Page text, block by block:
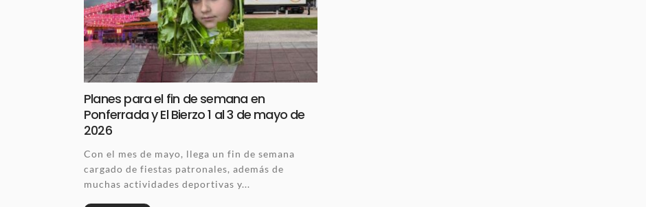
Planes para el fin de semana en
Ponferrada y El Bierzo 1 al 3 de mayo de
2026
Con el mes de mayo, llega un fin de semana
cargado de fiestas patronales, además de
muchas actividades deportivas y...